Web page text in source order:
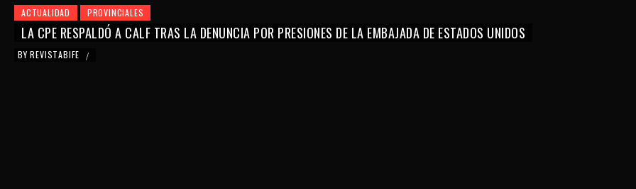
ACTUALIDAD PROVINCIALES
LA CPE RESPALDÓ A CALF TRAS LA DENUNCIA POR PRESIONES DE LA EMBAJADA DE ESTADOS UNIDOS
BY REVISTABIFE /